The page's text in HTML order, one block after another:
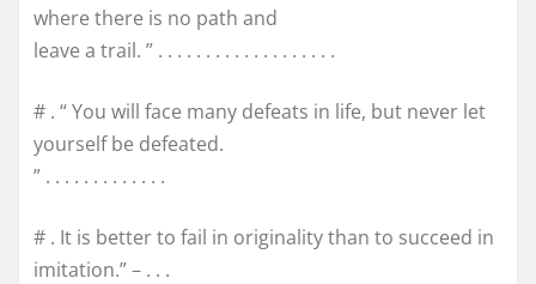
where there is no path and
leave a trail. ” . . . . . . . . . . . . . . . . . . .
# . “ You will face many defeats in life, but never let
yourself be defeated.
” . . . . . . . . . . . . .
# . It is better to fail in originality than to succeed in
imitation.” – . . .